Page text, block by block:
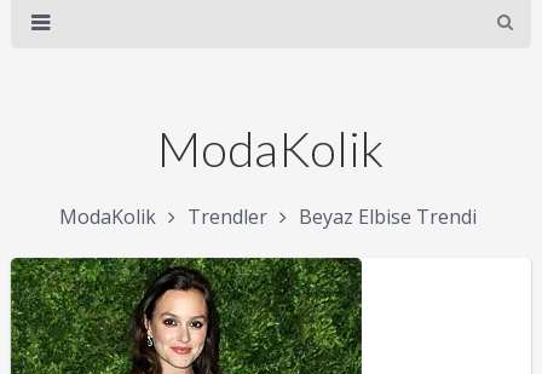
ModaKolik
ModaKolik Trendler Beyaz Elbise Trendi